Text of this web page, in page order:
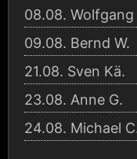
08.08. Wolfgang
09.08. Bernd W.
21.08. Sven Kä.
23.08. Anne G.
24.08. Michael